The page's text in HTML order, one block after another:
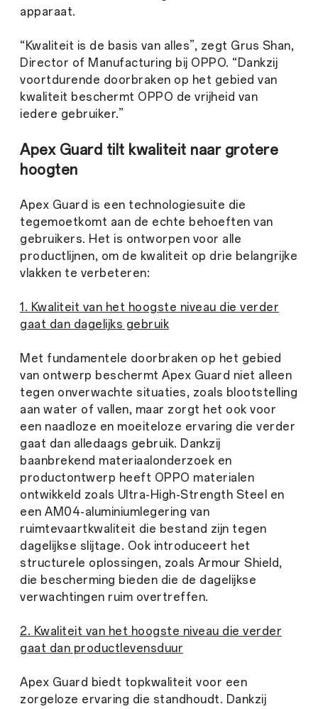
apparaat.
“Kwaliteit is de basis van alles”, zegt Grus Shan,
Director of Manufacturing bij OPPO. “Dankzij
voortdurende doorbraken op het gebied van
kwaliteit beschermt OPPO de vrijheid van
iedere gebruiker.”
Apex Guard tilt kwaliteit naar grotere
hoogten
Apex Guard is een technologiesuite die
tegemoetkomt aan de echte behoeften van
gebruikers. Het is ontworpen voor alle
productlijnen, om de kwaliteit op drie belangrijke
vlakken te verbeteren:
1. Kwaliteit van het hoogste niveau die verder
gaat dan dagelijks gebruik
Met fundamentele doorbraken op het gebied
van ontwerp beschermt Apex Guard niet alleen
tegen onverwachte situaties, zoals blootstelling
aan water of vallen, maar zorgt het ook voor
een naadloze en moeiteloze ervaring die verder
gaat dan alledaags gebruik. Dankzij
baanbrekend materiaalonderzoek en
productontwerp heeft OPPO materialen
ontwikkeld zoals Ultra-High-Strength Steel en
een AM04-aluminiumlegering van
ruimtevaartkwaliteit die bestand zijn tegen
dagelijkse slijtage. Ook introduceert het
structurele oplossingen, zoals Armour Shield,
die bescherming bieden die de dagelijkse
verwachtingen ruim overtreffen.
2. Kwaliteit van het hoogste niveau die verder
gaat dan productlevensduur
Apex Guard biedt topkwaliteit voor een
zorgeloze ervaring die standhoudt. Dankzij